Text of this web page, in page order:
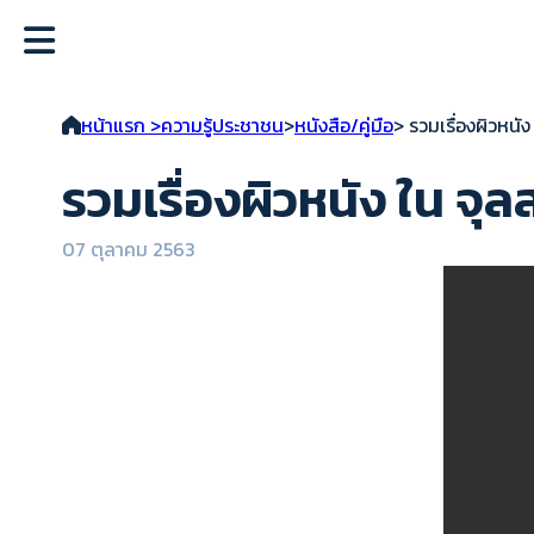
หน้าแรก >ความรู้ประชาชน>หนังสือ/คู่มือ> รวมเรื่องผิวหนั
รวมเรื่องผิวหนัง ใน จุ
07 ตุลาคม 2563